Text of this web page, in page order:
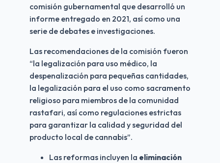
comisión gubernamental que desarrolló un
informe entregado en 2021, así como una
serie de debates e investigaciones.
Las recomendaciones de la comisión fueron
“la legalización para uso médico, la
despenalización para pequeñas cantidades,
la legalización para el uso como sacramento
religioso para miembros de la comunidad
rastafari, así como regulaciones estrictas
para garantizar la calidad y seguridad del
producto local de cannabis”.
Las reformas incluyen la eliminación